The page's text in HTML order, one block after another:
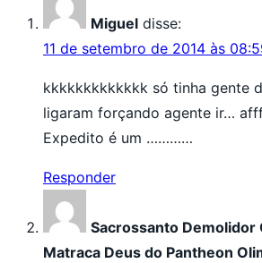
Miguel disse:
11 de setembro de 2014 às
kkkkkkkkkkkkk só tinha gente
ligaram forçando agente ir…
Expedito é um …………
Responder
Sacrossanto Demolidor
Matraca Deus do Pantheon